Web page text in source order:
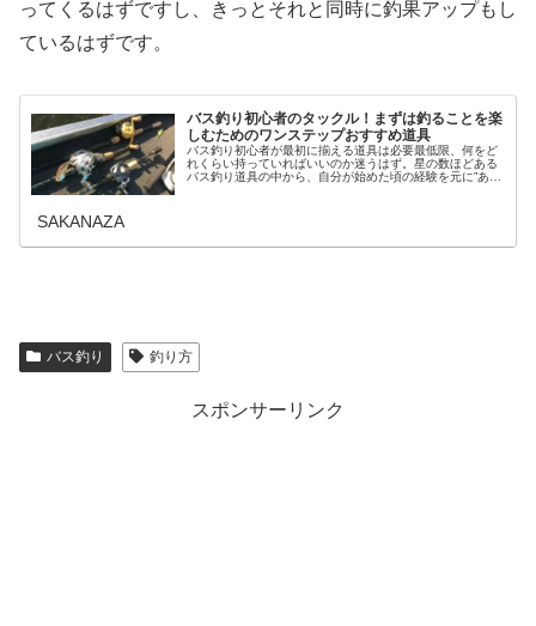
ってくるはずですし、きっとそれと同時に釣果アップもし
ているはずです。
バス釣り初心者のタックル！まずは釣ることを楽
しむためのワンステップおすすめ道具
バス釣り初心者が最初に揃える道具は必要最低限、何をど
れくらい持っていればいいのか迷うはず。星の数ほどある
バス釣り道具の中から、自分が始めた頃の経験を元に”あっ
SAKANAZA
バス釣り 釣り方
スポンサーリンク